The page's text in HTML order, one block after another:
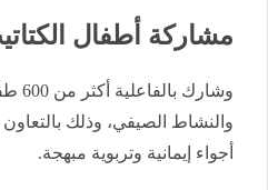
مشاركة أطفال
والنشاط الصيفي، وذلك
أجواء إيمانية وتربوية مبهجة.